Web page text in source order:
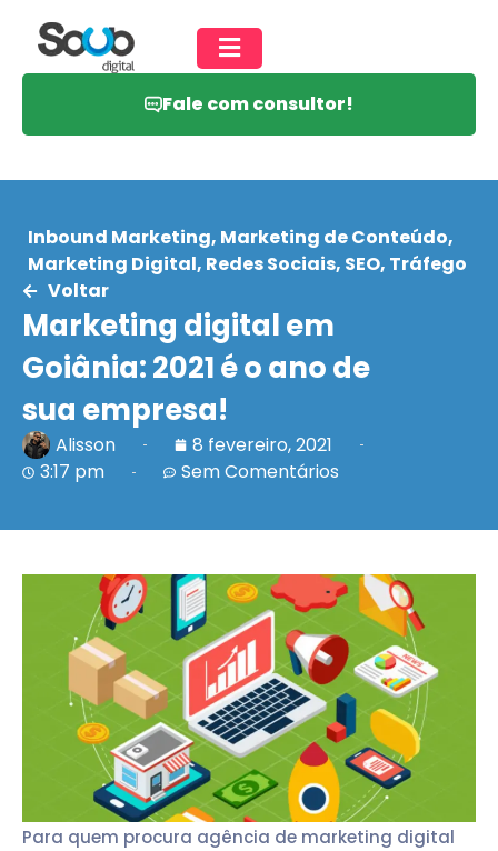
Fale com consultor!
Inbound Marketing, Marketing de Conteúdo,
Marketing Digital, Redes Sociais, SEO, Tráfego
Voltar
Marketing digital em
Goiânia: 2021 é o ano de
sua empresa!
Alisson
8 fevereiro, 2021
3:17 pm
Sem Comentários
Para quem procura agência de marketing digital